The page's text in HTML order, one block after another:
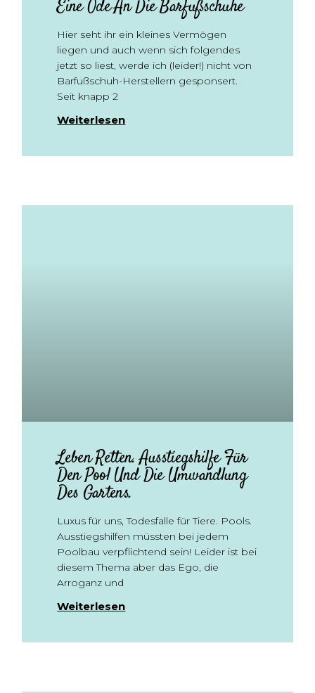
Eine Ode An Die Barfußschuhe
Hier seht ihr ein kleines Vermögen
liegen und auch wenn sich folgendes
jetzt so liest, werde ich (leider!) nicht von
Barfußschuh-Herstellern gesponsert.
Seit knapp 2
Weiterlesen
Leben Retten. Ausstiegshilfe Für
Den Pool Und Die Umwandlung
Des Gartens.
Luxus für uns, Todesfalle für Tiere. Pools.
Ausstiegshilfen müssten bei jedem
Poolbau verpflichtend sein! Leider ist bei
diesem Thema aber das Ego, die
Arroganz und
Weiterlesen